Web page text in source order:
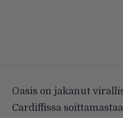
Oasis on jakanut
Cardiffissa